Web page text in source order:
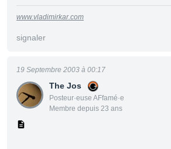
www.vladimirkar.com
signaler
The Jos
Posteur·euse AFfamé·e
Membre depuis 23 ans
19 Septembre 2003 à 00:17